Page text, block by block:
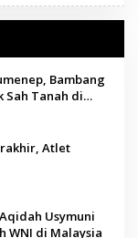
Bambang
Sah Tanah di
Atlet
Usymuni
WNI di Malaysia